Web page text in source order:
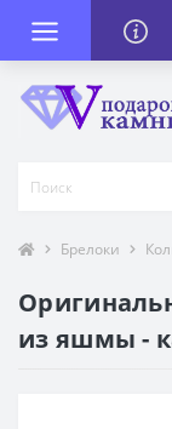
Брелоки
из яшмы -